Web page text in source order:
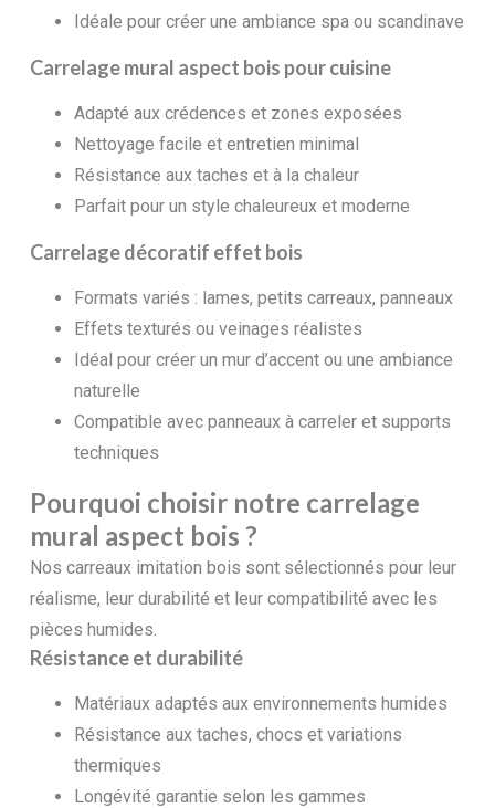
Idéale pour créer une ambiance spa ou scandinave
Carrelage mural aspect bois pour cuisine
Adapté aux crédences et zones exposées
Nettoyage facile et entretien minimal
Résistance aux taches et à la chaleur
Parfait pour un style chaleureux et moderne
Carrelage décoratif effet bois
Formats variés : lames, petits carreaux, panneaux
Effets texturés ou veinages réalistes
Idéal pour créer un mur d’accent ou une ambiance
naturelle
Compatible avec panneaux à carreler et supports
techniques
Pourquoi choisir notre carrelage
mural aspect bois ?
Nos carreaux imitation bois sont sélectionnés pour leur
réalisme, leur durabilité et leur compatibilité avec les
pièces humides.
Résistance et durabilité
Matériaux adaptés aux environnements humides
Résistance aux taches, chocs et variations
thermiques
Longévité garantie selon les gammes